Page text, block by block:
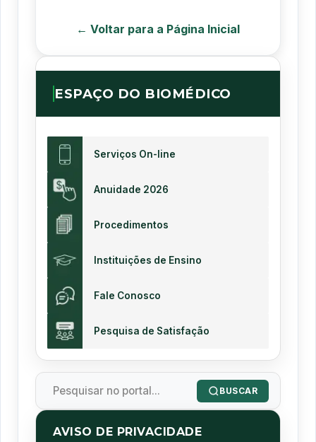
← Voltar para a Página Inicial
ESPAÇO DO BIOMÉDICO
Serviços On-line
Anuidade 2026
Procedimentos
Instituições de Ensino
Fale Conosco
Pesquisa de Satisfação
BUSCAR
AVISO DE PRIVACIDADE